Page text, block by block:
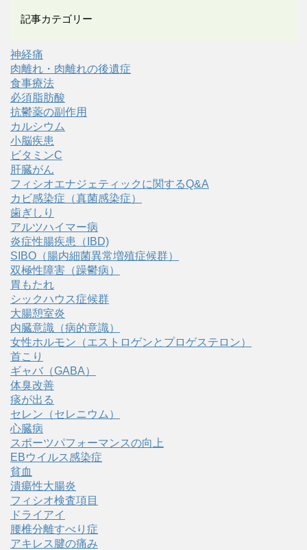
記事カテゴリー
神経痛
肉離れ・肉離れの後遺症
食事療法
必須脂肪酸
抗鬱薬の副作用
カルシウム
小脳疾患
ビタミンC
肝臓がん
フィシオエナジェティックに関するQ&A
カビ感染症（真菌感染症）
歯ぎしり
アルツハイマー病
炎症性腸疾患（IBD)
SIBO（腸内細菌異常増殖症候群）
双極性障害（躁鬱病）
胃もたれ
シックハウス症候群
大腸憩室炎
内臓意識（病的意識）
女性ホルモン（エストロゲンとプロゲステロン）
首こり
ギャバ（GABA）
体臭改善
痰が出る
セレン（セレニウム）
心臓病
スポーツパフォーマンスの向上
EBウイルス感染症
貧血
潰瘍性大腸炎
フィシオ検査項目
ドライアイ
腰椎分離すべり症
アキレス腱の痛み